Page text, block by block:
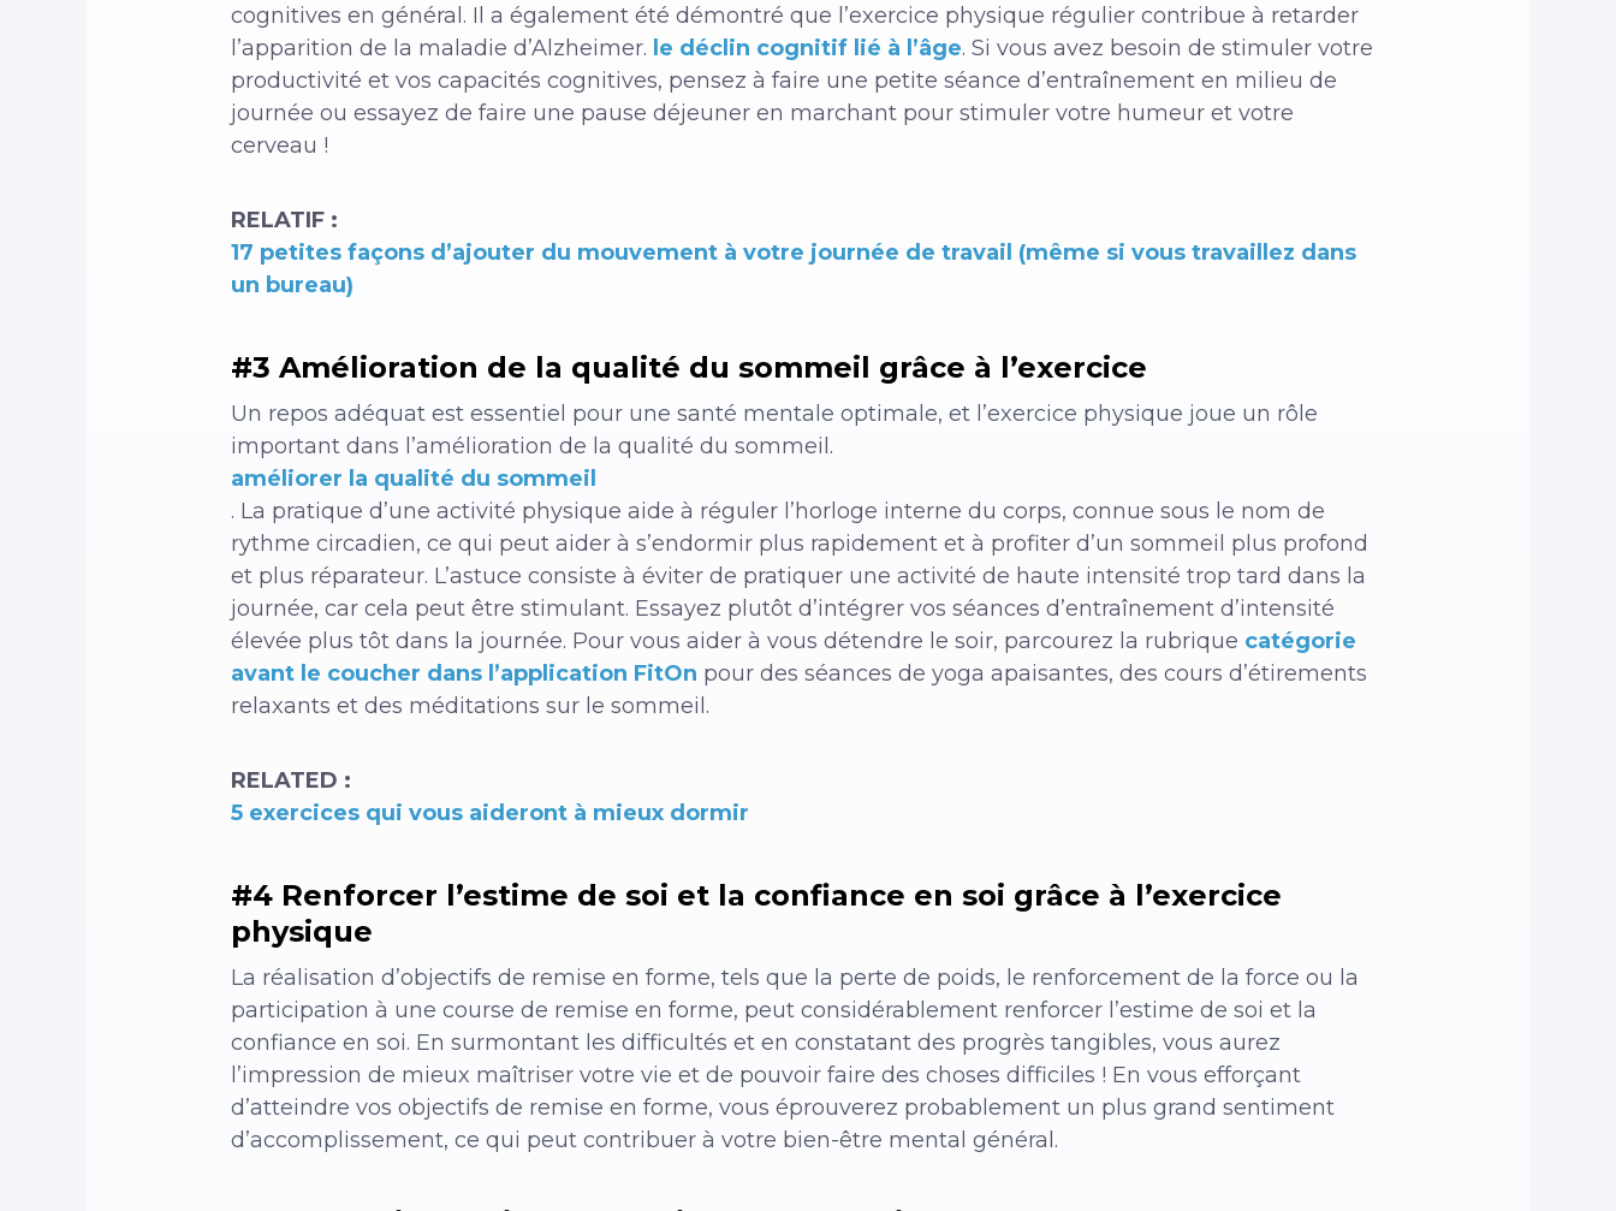
cognitives en général. Il a également été démontré que l’exercice physique régulier contribue à retarder
l’apparition de la maladie d’Alzheimer. le déclin cognitif lié à l’âge. Si vous avez besoin de stimuler votre
productivité et vos capacités cognitives, pensez à faire une petite séance d’entraînement en milieu de
journée ou essayez de faire une pause déjeuner en marchant pour stimuler votre humeur et votre
cerveau !
RELATIF :
17 petites façons d’ajouter du mouvement à votre journée de travail (même si vous travaillez dans
un bureau)
#3 Amélioration de la qualité du sommeil grâce à l’exercice
Un repos adéquat est essentiel pour une santé mentale optimale, et l’exercice physique joue un rôle
important dans l’amélioration de la qualité du sommeil.
améliorer la qualité du sommeil
. La pratique d’une activité physique aide à réguler l’horloge interne du corps, connue sous le nom de
rythme circadien, ce qui peut aider à s’endormir plus rapidement et à profiter d’un sommeil plus profond
et plus réparateur. L’astuce consiste à éviter de pratiquer une activité de haute intensité trop tard dans la
journée, car cela peut être stimulant. Essayez plutôt d’intégrer vos séances d’entraînement d’intensité
élevée plus tôt dans la journée. Pour vous aider à vous détendre le soir, parcourez la rubrique catégorie
avant le coucher dans l’application FitOn pour des séances de yoga apaisantes, des cours d’étirements
relaxants et des méditations sur le sommeil.
RELATED :
5 exercices qui vous aideront à mieux dormir
#4 Renforcer l’estime de soi et la confiance en soi grâce à l’exercice
physique
La réalisation d’objectifs de remise en forme, tels que la perte de poids, le renforcement de la force ou la
participation à une course de remise en forme, peut considérablement renforcer l’estime de soi et la
confiance en soi. En surmontant les difficultés et en constatant des progrès tangibles, vous aurez
l’impression de mieux maîtriser votre vie et de pouvoir faire des choses difficiles ! En vous efforçant
d’atteindre vos objectifs de remise en forme, vous éprouverez probablement un plus grand sentiment
d’accomplissement, ce qui peut contribuer à votre bien-être mental général.